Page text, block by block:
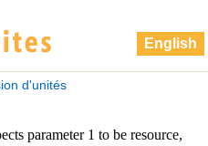
English
d'unités